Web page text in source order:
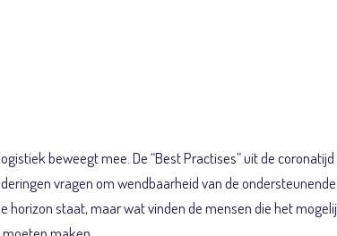
beweegt mee. De “Best Practises” uit de
vragen om wendbaarheid van de
horizon staat, maar wat vinden de mensen die het